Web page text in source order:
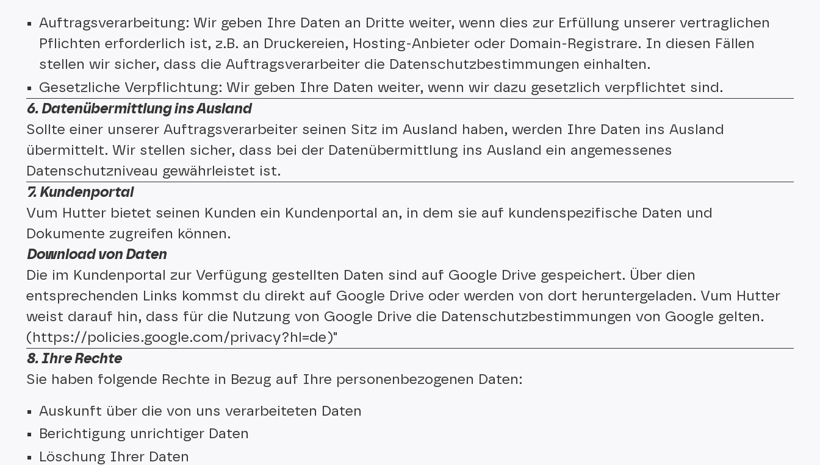
Auftragsverarbeitung: Wir geben Ihre Daten an Dritte weiter, wenn dies zur Erfüllung unserer vertraglichen
Pflichten erforderlich ist, z.B. an Druckereien, Hosting-Anbieter oder Domain-Registrare. In diesen Fällen
stellen wir sicher, dass die Auftragsverarbeiter die Datenschutzbestimmungen einhalten.
Gesetzliche Verpflichtung: Wir geben Ihre Daten weiter, wenn wir dazu gesetzlich verpflichtet sind.
6. Datenübermittlung ins Ausland
Sollte einer unserer Auftragsverarbeiter seinen Sitz im Ausland haben, werden Ihre Daten ins Ausland
übermittelt. Wir stellen sicher, dass bei der Datenübermittlung ins Ausland ein angemessenes
Datenschutzniveau gewährleistet ist.
7. Kundenportal
Vum Hutter bietet seinen Kunden ein Kundenportal an, in dem sie auf kundenspezifische Daten und
Dokumente zugreifen können.
Download von Daten
Die im Kundenportal zur Verfügung gestellten Daten sind auf Google Drive gespeichert. Über dien
entsprechenden Links kommst du direkt auf Google Drive oder werden von dort heruntergeladen. Vum Hutter
weist darauf hin, dass für die Nutzung von Google Drive die Datenschutzbestimmungen von Google gelten.
(https://policies.google.com/privacy?hl=de)"
8. Ihre Rechte
Sie haben folgende Rechte in Bezug auf Ihre personenbezogenen Daten:
Auskunft über die von uns verarbeiteten Daten
Berichtigung unrichtiger Daten
Löschung Ihrer Daten